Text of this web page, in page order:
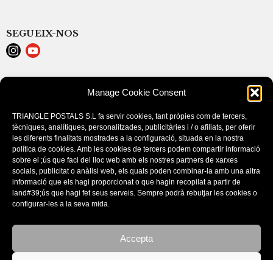
Manage Cookie Consent
TRIANGLE POSTALS S.L fa servir cookies, tant pròpies com de tercers,
tècniques, analítiques, personalitzades, publicitàries i / o afiliats, per oferir
les diferents finalitats mostrades a la configuració, situada en la nostra
política de cookies. Amb les cookies de tercers podem compartir informació
sobre el ;ús que faci del lloc web amb els nostres partners de xarxes
socials, publicitat o anàlisi web, els quals poden combinar-la amb una altra
informació que els hagi proporcionat o que hagin recopilat a partir de
land#39;ús que hagi fet seus serveis. Sempre podrà rebutjar les cookies o
configurar-les a la seva mida.
Accepta
SEGUEIX-NOS
POLÍTICA DE COOKIES (EU)
CONDITIONS D’ACHAT
CATALOGUES
nuestro uso de cookies.
Aceptar la configuración